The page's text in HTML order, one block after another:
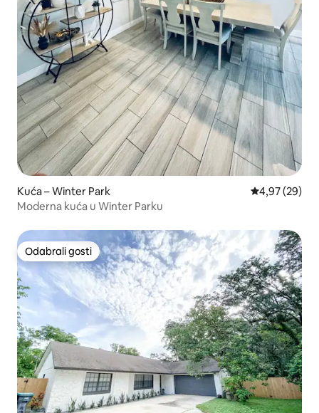
Kuća – Winter Park Prosječna
4,97 (29)
Moderna kuća u Winter Parku
Odabrali gosti
Odabrali gosti